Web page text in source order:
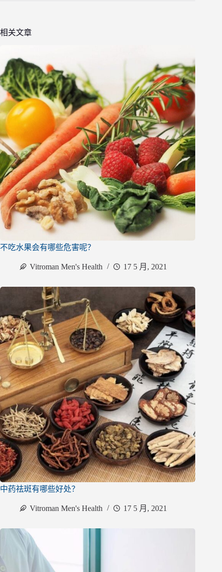
相关文章
不吃水果会有哪些危害呢？
Vitroman Men's Health 17 5 月, 2021
中药祛斑有哪些好处？
Vitroman Men's Health 17 5 月, 2021